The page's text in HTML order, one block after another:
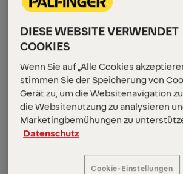
DIESE WEBSITE VERWENDET
COOKIES
Wenn Sie auf „Alle Cookies
stimmen Sie der Speicherung von
Gerät zu, um die Websitenavigation
die Websitenutzung zu analysieren
Marketingbemühungen zu
Datenschutz
Cookie-Einstellungen